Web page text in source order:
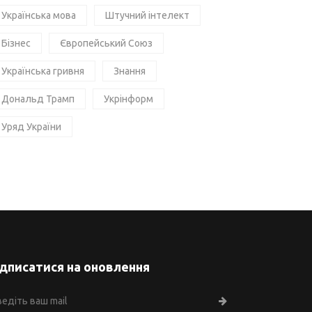
Українська мова Штучний інтелект
Бізнес Європейський Союз
Українська гривня Знання
Дональд Трамп Укрінформ
Уряд України
на оновлення